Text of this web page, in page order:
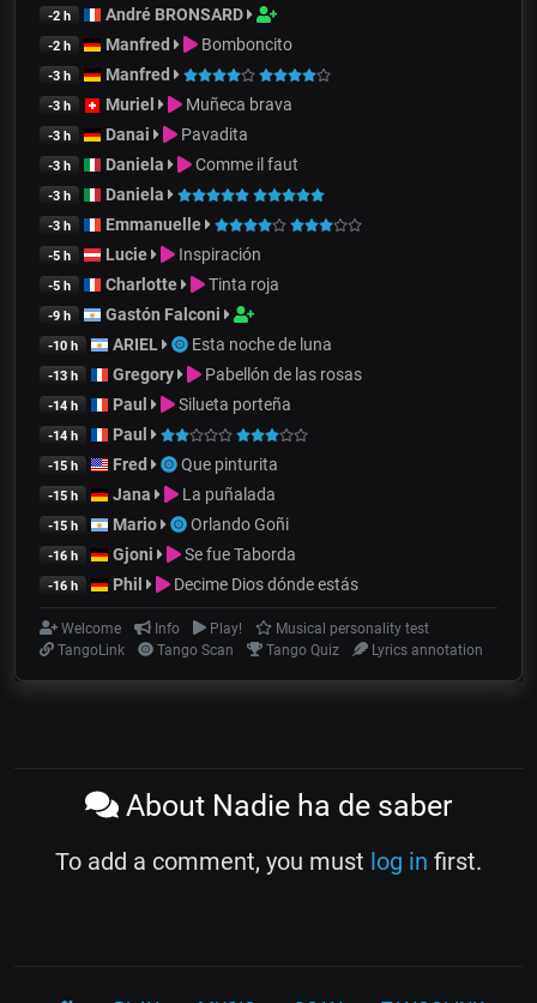
-2 h André BRONSARD
-2 h Manfred Bomboncito
-3 h Manfred
-3 h Muriel Muñeca brava
-3 h Danai Pavadita
-3 h Daniela Comme il faut
-3 h Daniela
-3 h Emmanuelle
-5 h Lucie Inspiración
-5 h Charlotte Tinta roja
-9 h Gastón Falconi
-10 h ARIEL Esta noche de luna
-13 h Gregory Pabellón de las rosas
-14 h Paul Silueta porteña
-14 h Paul
-15 h Fred Que pinturita
-15 h Jana La puñalada
-15 h Mario Orlando Goñi
-16 h Gjoni Se fue Taborda
-16 h Phil Decime Dios dónde estás
Welcome Info Play!
Musical personality test
TangoLink
Tango Scan Tango Quiz Lyrics annotation
About Nadie ha de saber
To add a comment, you must log in first.